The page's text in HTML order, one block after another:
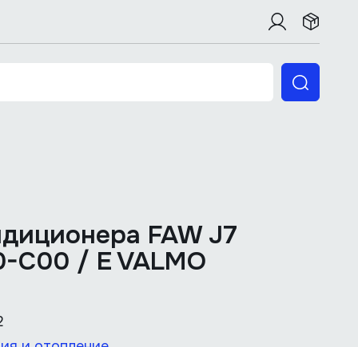
FAW J7
C00 / E VALMO